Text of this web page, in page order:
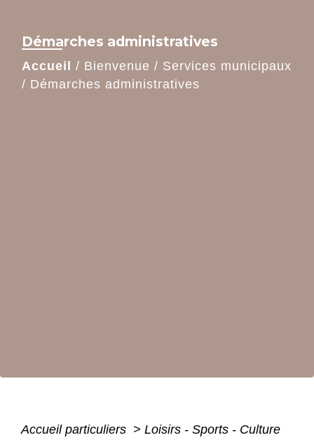
Démarches administratives
Accueil / Bienvenue / Services municipaux
/ Démarches administratives
Accueil particuliers > Loisirs - Sports - Culture